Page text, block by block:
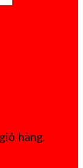
hàng.